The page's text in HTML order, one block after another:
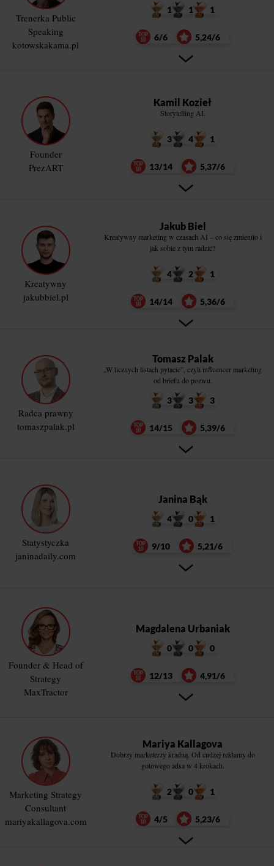
Trenerka Public
Speaking
kotowskakama.pl
1 1 1
6/6 5,24/6
Founder
PrezART
Kamil Kozieł
Storytelling AI.
3 4 1
13/14 5,37/6
Kreatywny
jakubbiel.pl
Jakub Biel
Kreatywny marketing w czasach AI – co się zmieniło i
jak sobie z tym radzić?
4 2 1
14/14 5,36/6
Radca prawny
tomaszpalak.pl
Tomasz Palak
„W licznych listach pytacie”, czyli influencer marketing
od briefu do pozwu.
3 3 3
14/15 5,39/6
Statystyczka
janinadaily.com
Janina Bąk
4 0 1
9/10 5,21/6
Founder & Head of
Strategy
MaxTractor
Magdalena Urbaniak
0 0 0
12/13 4,91/6
Marketing Strategy
Consultant
mariyakallagova.com
Mariya Kallagova
Dobrzy marketerzy kradną. Od cudzej reklamy do
gotowego adsa w 4 krokach.
2 0 1
4/5 5,23/6